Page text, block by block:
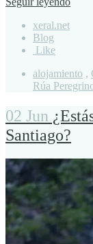
xeral.net
Blog
Like
alojamiento ,
Rúa
02 Jun
Santiago?